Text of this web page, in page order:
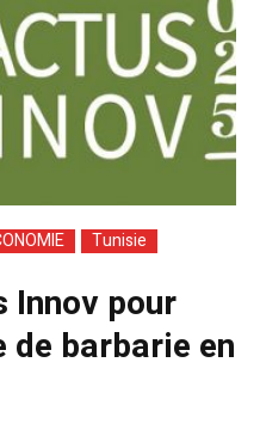
Tunisie
Innov pour
barbarie en